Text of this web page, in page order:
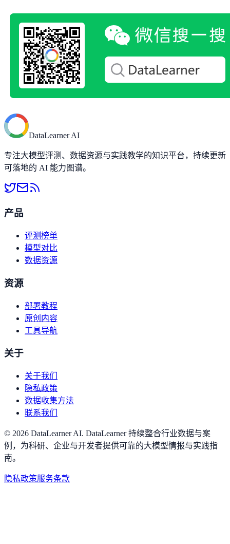
DataLearner AI
专注大模型评测、数据资源与实践教学的知识平台，持续更新
可落地的 AI 能力图谱。
产品
评测榜单
模型对比
数据资源
资源
部署教程
原创内容
工具导航
关于
关于我们
隐私政策
数据收集方法
联系我们
© 2026 DataLearner AI. DataLearner 持续整合行业数据与案
例，为科研、企业与开发者提供可靠的大模型情报与实践指
南。
隐私政策服务条款